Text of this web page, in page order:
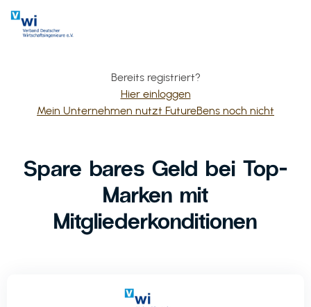
Bereits registriert?
Hier einloggen
Mein Unternehmen nutzt FutureBens noch nicht
Spare bares Geld bei Top-
Marken mit
Mitgliederkonditionen